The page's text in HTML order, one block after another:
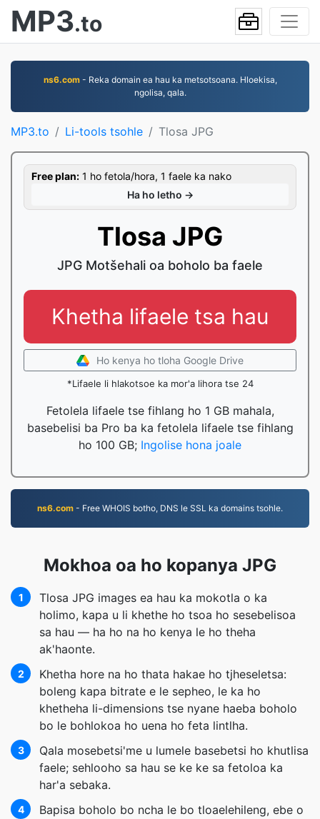
MP3.to
ns6.com- Reka domain ea hau ka metsotsoana. Hloekisa,
ngolisa, qala.
MP3.to Li-tools tsohle Tlosa JPG
Free plan: 1 ho fetola/hora, 1 faele ka nako
Ha ho letho →
Tlosa JPG
JPG Motšehali oa boholo ba faele
Khetha lifaele tsa hau
Ho kenya ho tloha Google Drive
*Lifaele li hlakotsoe ka mor'a lihora tse 24
Fetolela lifaele tse fihlang ho 1 GB mahala,
basebelisi ba Pro ba ka fetolela lifaele tse fihlang
ho 100 GB; Ingolise hona joale
ns6.com - Free WHOIS botho, DNS le SSL ka domains tsohle.
Mokhoa oa ho kopanya JPG
1
Tlosa JPG images ea hau ka mokotla o ka
holimo, kapa u li khethe ho tsoa ho sesebelisoa
sa hau — ha ho na ho kenya le ho theha
ak'haonte.
2
Khetha hore na ho thata hakae ho tjheseletsa:
boleng kapa bitrate e le sepheo, le ka ho
khetheha li-dimensions tse nyane haeba boholo
bo le bohlokoa ho uena ho feta lintlha.
3
Qala mosebetsi'me u lumele basebetsi ho khutlisa
faele; sehlooho sa hau se ke ke sa fetoloa ka
har'a sebaka.
4
Bapisa boholo bo ncha le bo tloaelehileng, ebe o